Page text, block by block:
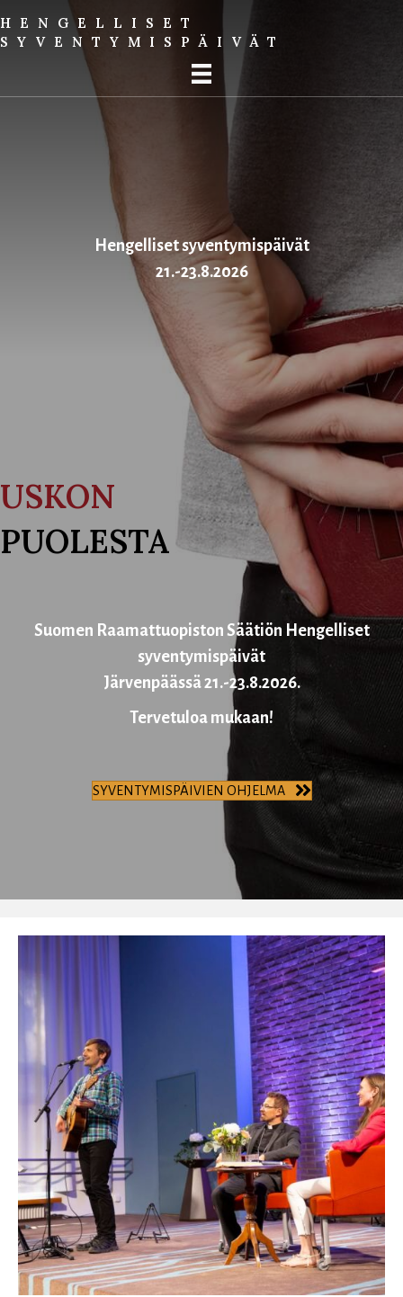
HENGELLISET
SYVENTYMIS­PÄIVÄT
Hengelliset syventymis­päivät
21.-23.8.2026
USKON
PUOLESTA
Suomen Raamattuopiston Säätiön Hengelliset
syventymispäivät
Järvenpäässä 21.-23.8.2026.
Tervetuloa mukaan!
SYVENTYMISPÄIVIEN OHJELMA